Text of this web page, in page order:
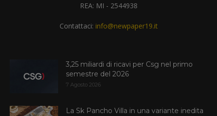
REA: MI - 2544938
Contattaci: info@newpaper19.it
3,25 miliardi di ricavi per Csg nel primo
semestre del 2026
7 Agosto 2026
La Sk Pancho Villa in una variante inedita